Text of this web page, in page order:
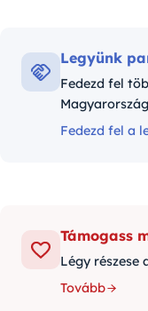
Legyünk
Fedezd fel
Fedezd fel a
Támogass
Légy részese
Tovább